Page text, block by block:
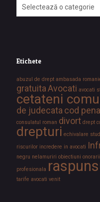
Etichete
abuzul de drept ambasada
gratuita Avocati avocati
cetateni
de judecata cod
consulatul roman divort drept
drepturi echivalare
riscurilor incredere in avocati
negru nelamuriri obiectiuni onorarii
profesionala
tarife avocati venit